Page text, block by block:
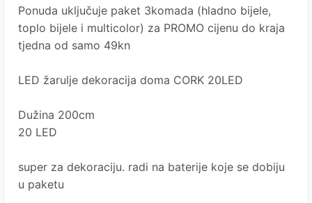
Ponuda uključuje paket 3komada (hladno bijele,
toplo bijele i multicolor) za PROMO cijenu do kraja
tjedna od samo 49kn
LED žarulje dekoracija doma CORK 20LED
Dužina 200cm
20 LED
super za dekoraciju. radi na baterije koje se dobiju
u paketu